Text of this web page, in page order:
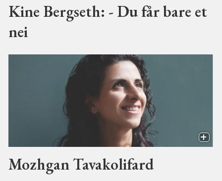
Kine Bergseth: - Du får bare et
nei
Mozhgan Tavakolifard